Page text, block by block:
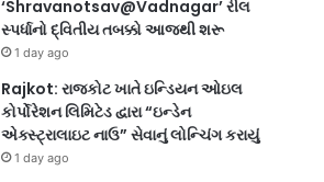
‘Shravanotsav@Vadnagar’ રીલ
સ્પર્ધાનો દ્વિતીય તબક્કો આજથી શરૂ
1 day ago
Rajkot: રાજકોટ ખાતે ઇન્ડિયન ઓઇલ
કોર્પોરેશન લિમિટેડ દ્વારા “ઇન્ડેન
એક્સ્ટ્રાલાઇટ નાઉ” સેવાનું લોન્ચિંગ કરાયું
1 day ago